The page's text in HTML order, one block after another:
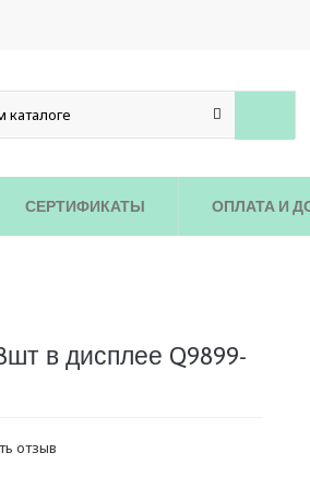
СЕРТИФИКАТЫ ОПЛАТА И
в дисплее Q9899-
отзыв